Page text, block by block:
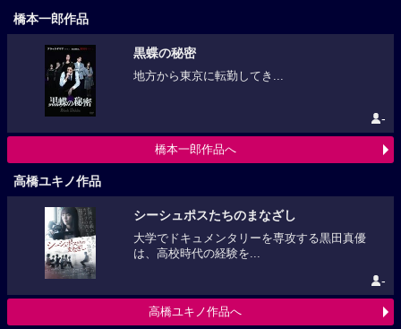
橋本一郎作品
黒蝶の秘密
地方から東京に転勤してき...
-
橋本一郎作品へ
高橋ユキノ作品
シーシュポスたちのまなざし
大学でドキュメンタリーを専攻する黒田真優
は、高校時代の経験を...
-
高橋ユキノ作品へ